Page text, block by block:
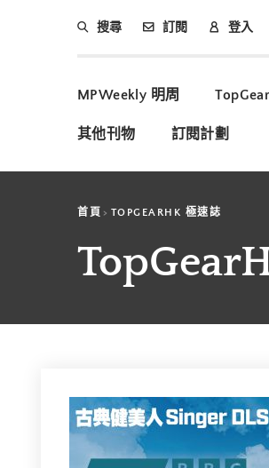
搜尋 訂閱 登入
MPWeekly 明周
其他刊物 訂閱計劃
首頁 TOPGEARHK 極速誌